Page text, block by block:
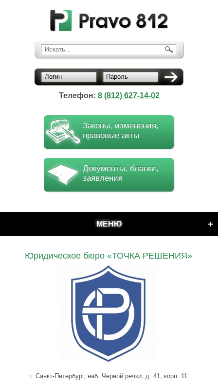
Искать...
Логин Пароль
Телефон: 8 (812) 627-14-02
Законы, изменения,
правовые акты
Документы, бланки,
заявления
МЕНЮ
Юридическое бюро «ТОЧКА РЕШЕНИЯ»
г. Санкт-Петербург, наб. Черной речки, д. 41, корп. 11